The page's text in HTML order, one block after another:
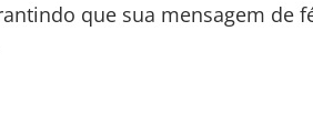
que sua mensagem de